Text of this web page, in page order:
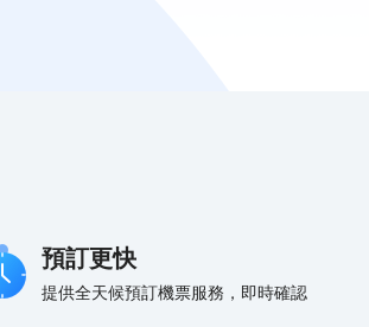
預訂更快
提供全天候預訂機票服務，即時確認